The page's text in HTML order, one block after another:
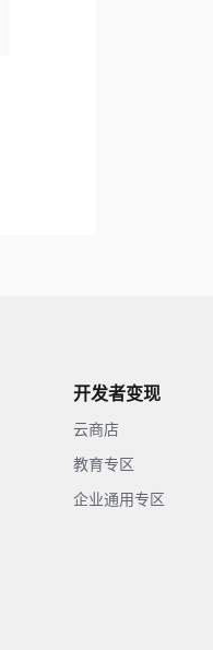
开发者变现
云商店
教育专区
企业通用专区